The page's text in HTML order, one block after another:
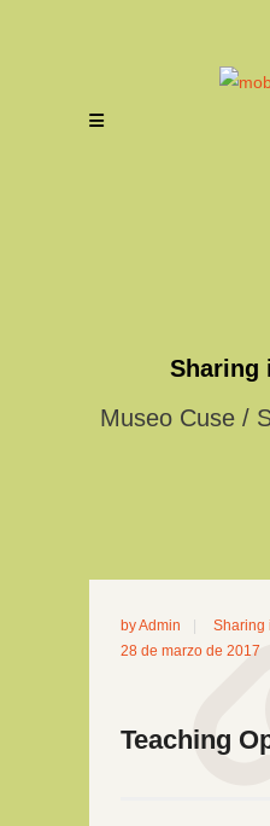
Sharing
Museo Cuse /
byAdmin
Sharing
28 de marzo de 2017
Teaching